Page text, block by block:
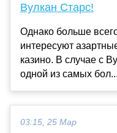
Вулкан Старс!
Однако больше
интересуют
казино. В случае с
одной из самых бол...
03:15, 25 Мар